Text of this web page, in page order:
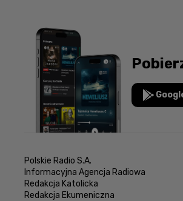
Polskie Radio S.A.
Informacyjna Agencja Radiowa
Redakcja Katolicka
Redakcja Ekumeniczna